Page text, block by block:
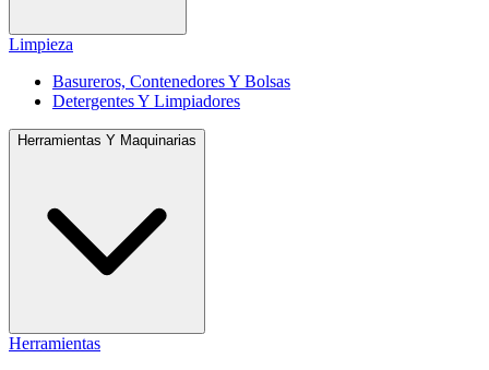
Limpieza
Basureros, Contenedores Y Bolsas
Detergentes Y Limpiadores
Herramientas Y Maquinarias
Herramientas